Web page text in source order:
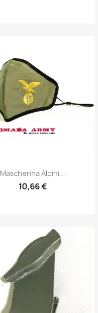
Anteprima
Mascherina Alpini...
10,66 €